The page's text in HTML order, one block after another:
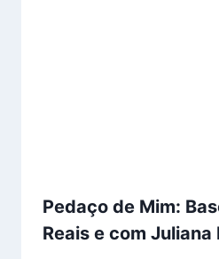
Pedaço de Mim:
Reais e com Juliana